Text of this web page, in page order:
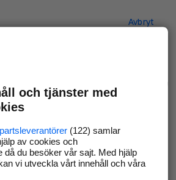
Avbryt
ditt företag
företag
hitta.se och syns bättre mot
Helt kostnadsfritt.
företagsinformation
och tjänster med
(122) samlar
av cookies och
då du besöker vår sajt. Med hjälp
vi utveckla vårt innehåll och våra